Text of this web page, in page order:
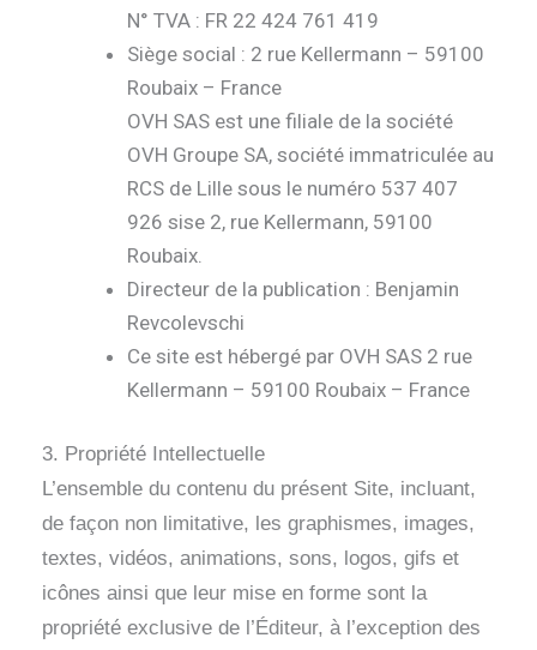
N° TVA : FR 22 424 761 419
Siège social : 2 rue Kellermann – 59100
Roubaix – France
OVH SAS est une filiale de la société
OVH Groupe SA, société immatriculée au
RCS de Lille sous le numéro 537 407
926 sise 2, rue Kellermann, 59100
Roubaix.
Directeur de la publication : Benjamin
Revcolevschi
Ce site est hébergé par OVH SAS 2 rue
Kellermann – 59100 Roubaix – France
3. Propriété Intellectuelle
L’ensemble du contenu du présent Site, incluant,
de façon non limitative, les graphismes, images,
textes, vidéos, animations, sons, logos, gifs et
icônes ainsi que leur mise en forme sont la
propriété exclusive de l’Éditeur, à l’exception des